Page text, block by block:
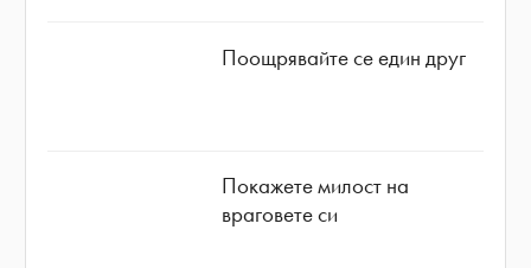
Поощрявайте се един друг
Покажете милост на
враговете си